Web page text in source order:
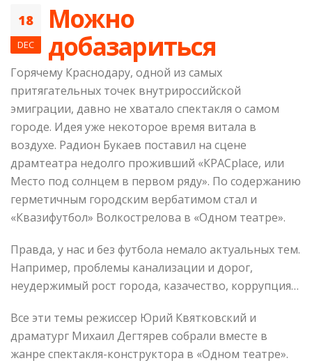
18
DEC
Можно
добазариться
Горячему Краснодару, одной из самых
притягательных точек внутрироссийской
эмиграции, давно не хватало спектакля о самом
городе. Идея уже некоторое время витала в
воздухе. Радион Букаев поставил на сцене
драмтеатра недолго проживший «КРАСplace, или
Место под солнцем в первом ряду». По содержанию
герметичным городским вербатимом стал и
«Квазифутбол» Волкострелова в «Одном театре».
Правда, у нас и без футбола немало актуальных тем.
Например, проблемы канализации и дорог,
неудержимый рост города, казачество, коррупция…
Все эти темы режиссер Юрий Квятковский и
драматург Михаил Дегтярев собрали вместе в
жанре спектакля-конструктора в «Одном театре».